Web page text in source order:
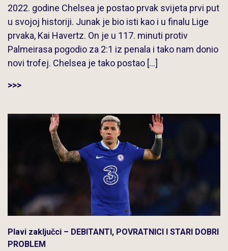
2022. godine Chelsea je postao prvak svijeta prvi put
u svojoj historiji. Junak je bio isti kao i u finalu Lige
prvaka, Kai Havertz. On je u 117. minuti protiv
Palmeirasa pogodio za 2:1 iz penala i tako nam donio
novi trofej. Chelsea je tako postao […]
>>>
Plavi zaključci – DEBITANTI, POVRATNICI I STARI DOBRI
PROBLEM